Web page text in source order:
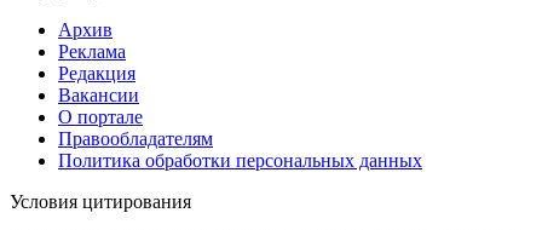
Архив
Реклама
Редакция
Вакансии
О портале
Правообладателям
Политика обработки персональных данных
Условия цитирования